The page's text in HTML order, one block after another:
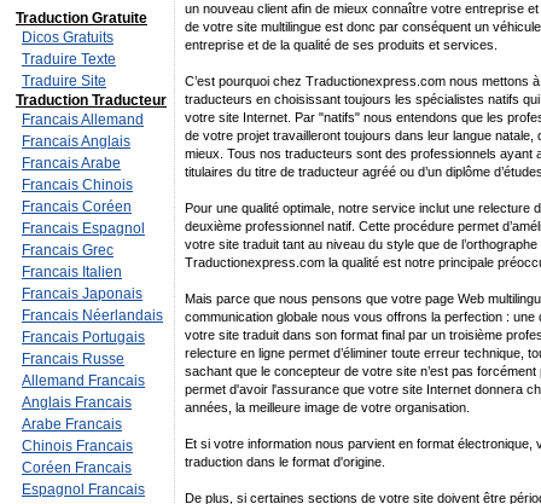
Traduction Gratuite
Dicos Gratuits
Traduire Texte
Traduire Site
Traduction Traducteur
Francais Allemand
Francais Anglais
Francais Arabe
Francais Chinois
Francais Coréen
Francais Espagnol
Francais Grec
Francais Italien
Francais Japonais
Francais Néerlandais
Francais Portugais
Francais Russe
Allemand Francais
Anglais Francais
Arabe Francais
Chinois Francais
Coréen Francais
Espagnol Francais
un nouveau client afin de mieux connaître votre entreprise
de votre site multilingue est donc par conséquent un
entreprise et de la qualité de ses produits et services.
C’est pourquoi chez Traductionexpress.com nous mettons
traducteurs en choisissant toujours les spécialistes natifs
votre site Internet. Par "natifs" nous entendons que les
de votre projet travailleront toujours dans leur langue natale,
mieux. Tous nos traducteurs sont des professionnels ayant
titulaires du titre de traducteur agréé ou d’un diplôme
Pour une qualité optimale, notre service inclut une relecture
deuxième professionnel natif. Cette procédure permet
votre site traduit tant au niveau du style que de
Traductionexpress.com la qualité est notre principale
Mais parce que nous pensons que votre page Web
communication globale nous vous offrons la perfection : une
votre site traduit dans son format final par un troisième
relecture en ligne permet d’éliminer toute erreur technique,
sachant que le concepteur de votre site n’est pas
permet d'avoir l'assurance que votre site Internet donnera
années, la meilleure image de votre organisation.
Et si votre information nous parvient en format
traduction dans le format d'origine.
De plus, si certaines sections de votre site doivent être